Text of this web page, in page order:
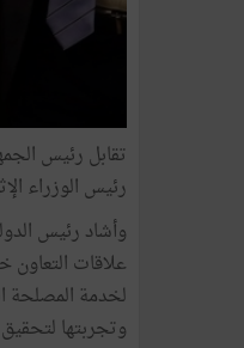
تقابل رئيس
رئيس الوزراء
وأشاد رئيس
علاقات التعاون
لخدمة المصلحة
وتجربتها لتحقيق